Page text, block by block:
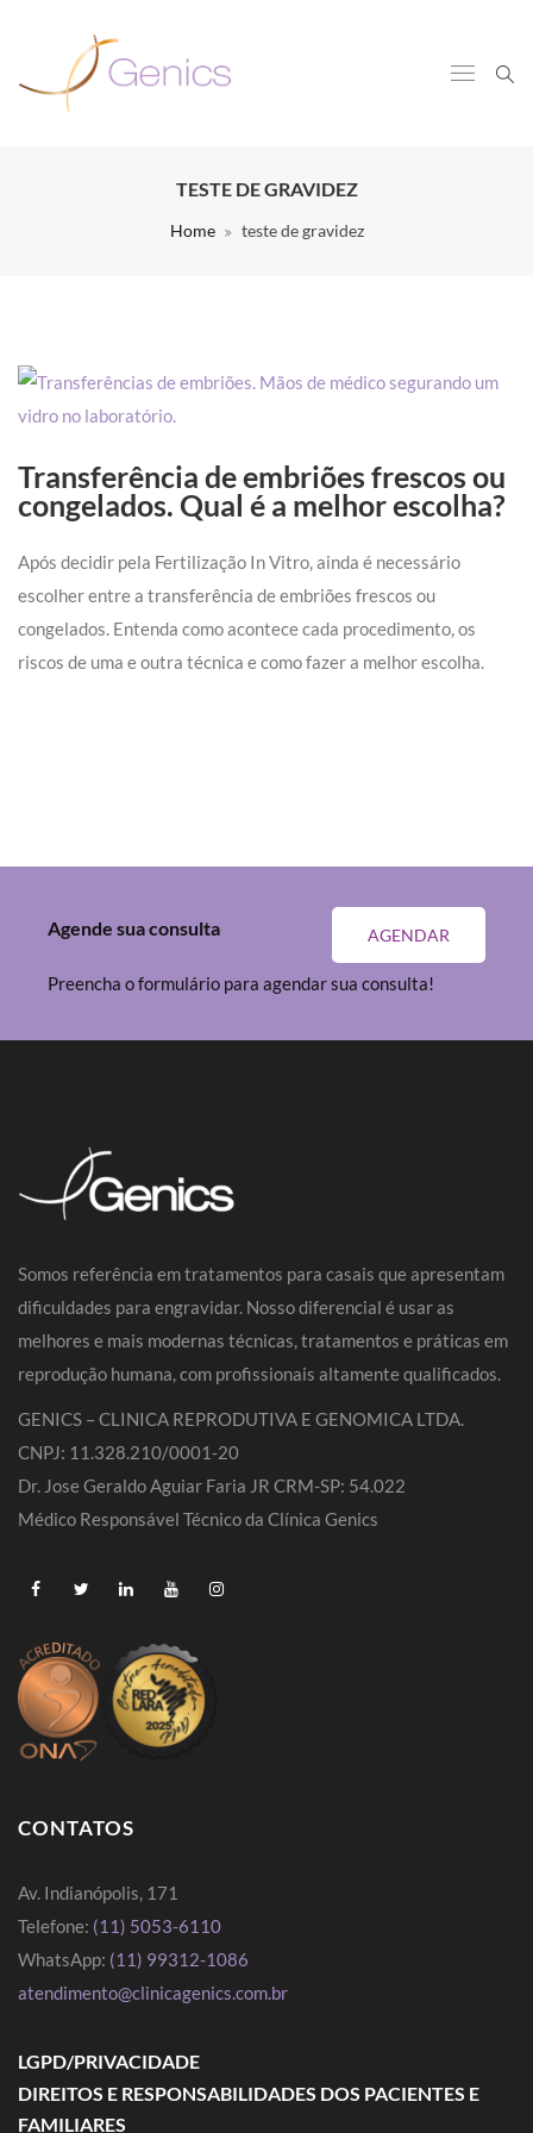
TESTE DE GRAVIDEZ
Home teste de gravidez
Transferência de embriões frescos ou
congelados. Qual é a melhor escolha?
Após decidir pela Fertilização In Vitro, ainda é necessário
escolher entre a transferência de embriões frescos ou
congelados. Entenda como acontece cada procedimento, os
riscos de uma e outra técnica e como fazer a melhor escolha.
AGENDAR
Agende sua consulta
Preencha o formulário para agendar sua consulta!
Somos referência em tratamentos para casais que apresentam
dificuldades para engravidar. Nosso diferencial é usar as
melhores e mais modernas técnicas, tratamentos e práticas em
reprodução humana, com profissionais altamente qualificados.
GENICS – CLINICA REPRODUTIVA E GENOMICA LTDA.
CNPJ: 11.328.210/0001-20
Dr. Jose Geraldo Aguiar Faria JR CRM-SP: 54.022
Médico Responsável Técnico da Clínica Genics
CONTATOS
Av. Indianópolis, 171
Telefone: (11) 5053-6110
WhatsApp: (11) 99312-1086
atendimento@clinicagenics.com.br
LGPD/PRIVACIDADE
DIREITOS E RESPONSABILIDADES DOS PACIENTES E
FAMILIARES